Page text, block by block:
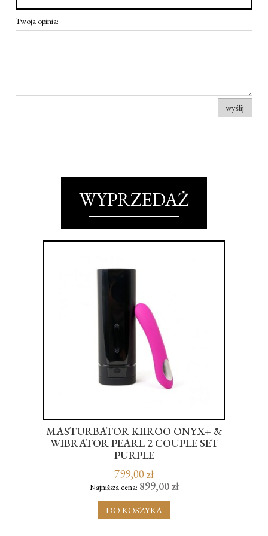
Twoja opinia:
wyślij
WYPRZEDAŻ
MASTURBATOR KIIROO ONYX+ &
WIBRATOR PEARL 2 COUPLE SET
PURPLE
799,00 zł
Najniższa cena: 899,00 zł
DO KOSZYKA